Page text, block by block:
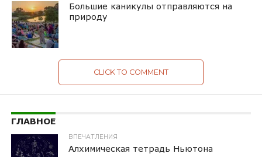
Большие каникулы отправляются на
природу
CLICK TO COMMENT
ГЛАВНОЕ
ВПЕЧАТЛЕНИЯ
Алхимическая тетрадь Ньютона